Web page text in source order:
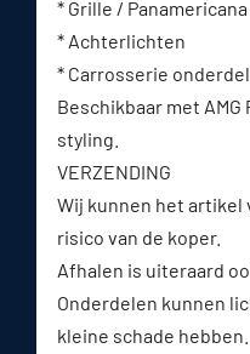
* Grille /
* Achterlichten
* Carrosserie
Beschikbaar met AMG
styling.
VERZENDING
Wij kunnen het artikel
risico van de koper.
Afhalen is uiteraard
Onderdelen kunnen
kleine schade hebben.